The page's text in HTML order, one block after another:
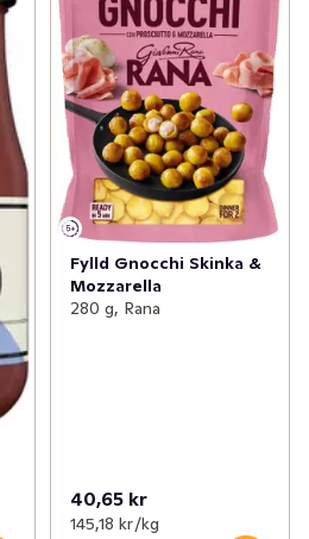
Fylld Gnocchi Skinka &
Mozzarella
280 g, Rana
40,65 kr
145,18 kr /kg